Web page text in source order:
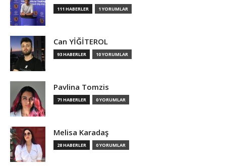
111 HABERLER 1 YORUMLAR
Can YİĞİTEROL
93 HABERLER 10 YORUMLAR
Pavlina Tomzis
71 HABERLER 0 YORUMLAR
Melisa Karadaş
28 HABERLER 0 YORUMLAR